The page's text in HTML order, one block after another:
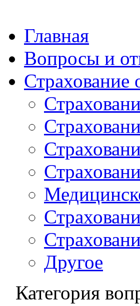
Главная
Вопросы и
Страхование
Другое
Категория